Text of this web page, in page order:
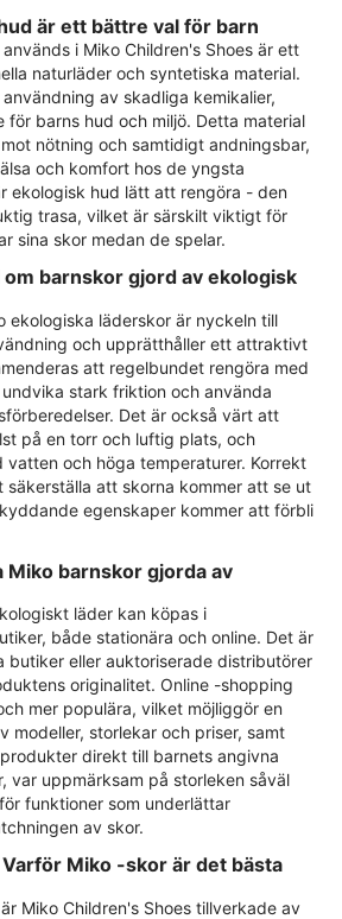
är ett bättre val för barn
i Miko Children's Shoes är ett
naturläder och syntetiska material.
av skadliga kemikalier,
för barns hud och miljö. Detta material
nötning och samtidigt andningsbar,
och komfort hos de yngsta
ekologisk hud lätt att rengöra - den
trasa, vilket är särskilt viktigt för
sina skor medan de spelar.
om barnskor gjord av ekologisk
ekologiska läderskor är nyckeln till
och upprätthåller ett attraktivt
att regelbundet rengöra med
stark friktion och använda
Det är också värt att
på en torr och luftig plats, och
vatten och höga temperaturer. Korrekt
säkerställa att skorna kommer att se ut
egenskaper kommer att förbli
Miko barnskor gjorda av
läder kan köpas i
både stationära och online. Det är
butiker eller auktoriserade distributörer
originalitet. Online -shopping
mer populära, vilket möjliggör en
modeller, storlekar och priser, samt
direkt till barnets angivna
var uppmärksam på storleken såväl
funktioner som underlättar
av skor.
Miko -skor är det bästa
Miko Children's Shoes tillverkade av